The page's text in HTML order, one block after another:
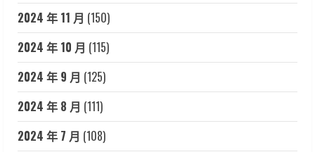
2024 年 11 月 (150)
2024 年 10 月 (115)
2024 年 9 月 (125)
2024 年 8 月 (111)
2024 年 7 月 (108)